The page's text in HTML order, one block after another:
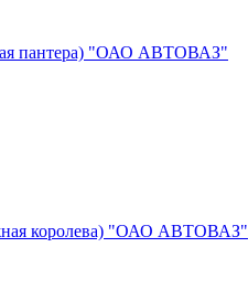
пантера) "ОАО АВТОВАЗ"
королева) "ОАО АВТОВАЗ"